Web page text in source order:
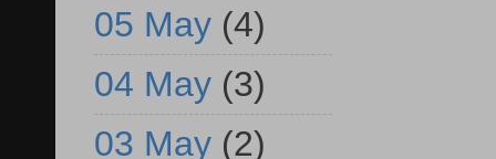
05 May (4)
04 May (3)
03 May (2)